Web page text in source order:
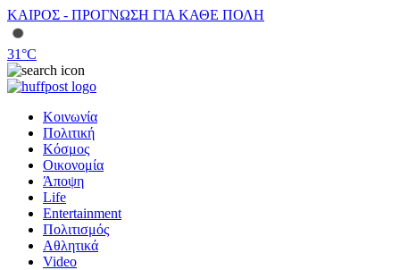
ΚΑΙΡΟΣ - ΠΡΟΓΝΩΣΗ ΓΙΑ ΚΑΘΕ ΠΟΛΗ
31°C
Κοινωνία
Πολιτική
Κόσμος
Οικονομία
Άποψη
Life
Entertainment
Πολιτισμός
Αθλητικά
Video